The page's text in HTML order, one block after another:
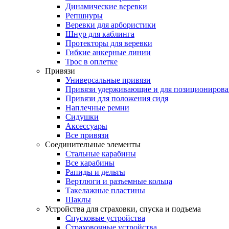
Динамические веревки
Репшнуры
Веревки для арбористики
Шнур для каблинга
Протекторы для веревки
Гибкие анкерные линии
Трос в оплетке
Привязи
Универсальные привязи
Привязи удерживающие и для
Привязи для положения сидя
Наплечные ремни
Сидушки
Аксессуары
Все привязи
Соединительные элементы
Стальные карабины
Все карабины
Рапиды и дельты
Вертлюги и разъемные кольца
Такелажные пластины
Шаклы
Устройства для страховки, спуска и подъема
Спусковые устройства
Страховочные устройства